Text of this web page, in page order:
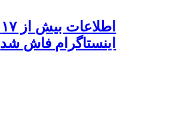
اینستاگرام فاش شد